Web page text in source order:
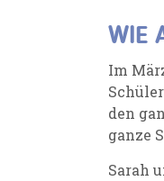
WIE
Im
den
ganze
Sarah